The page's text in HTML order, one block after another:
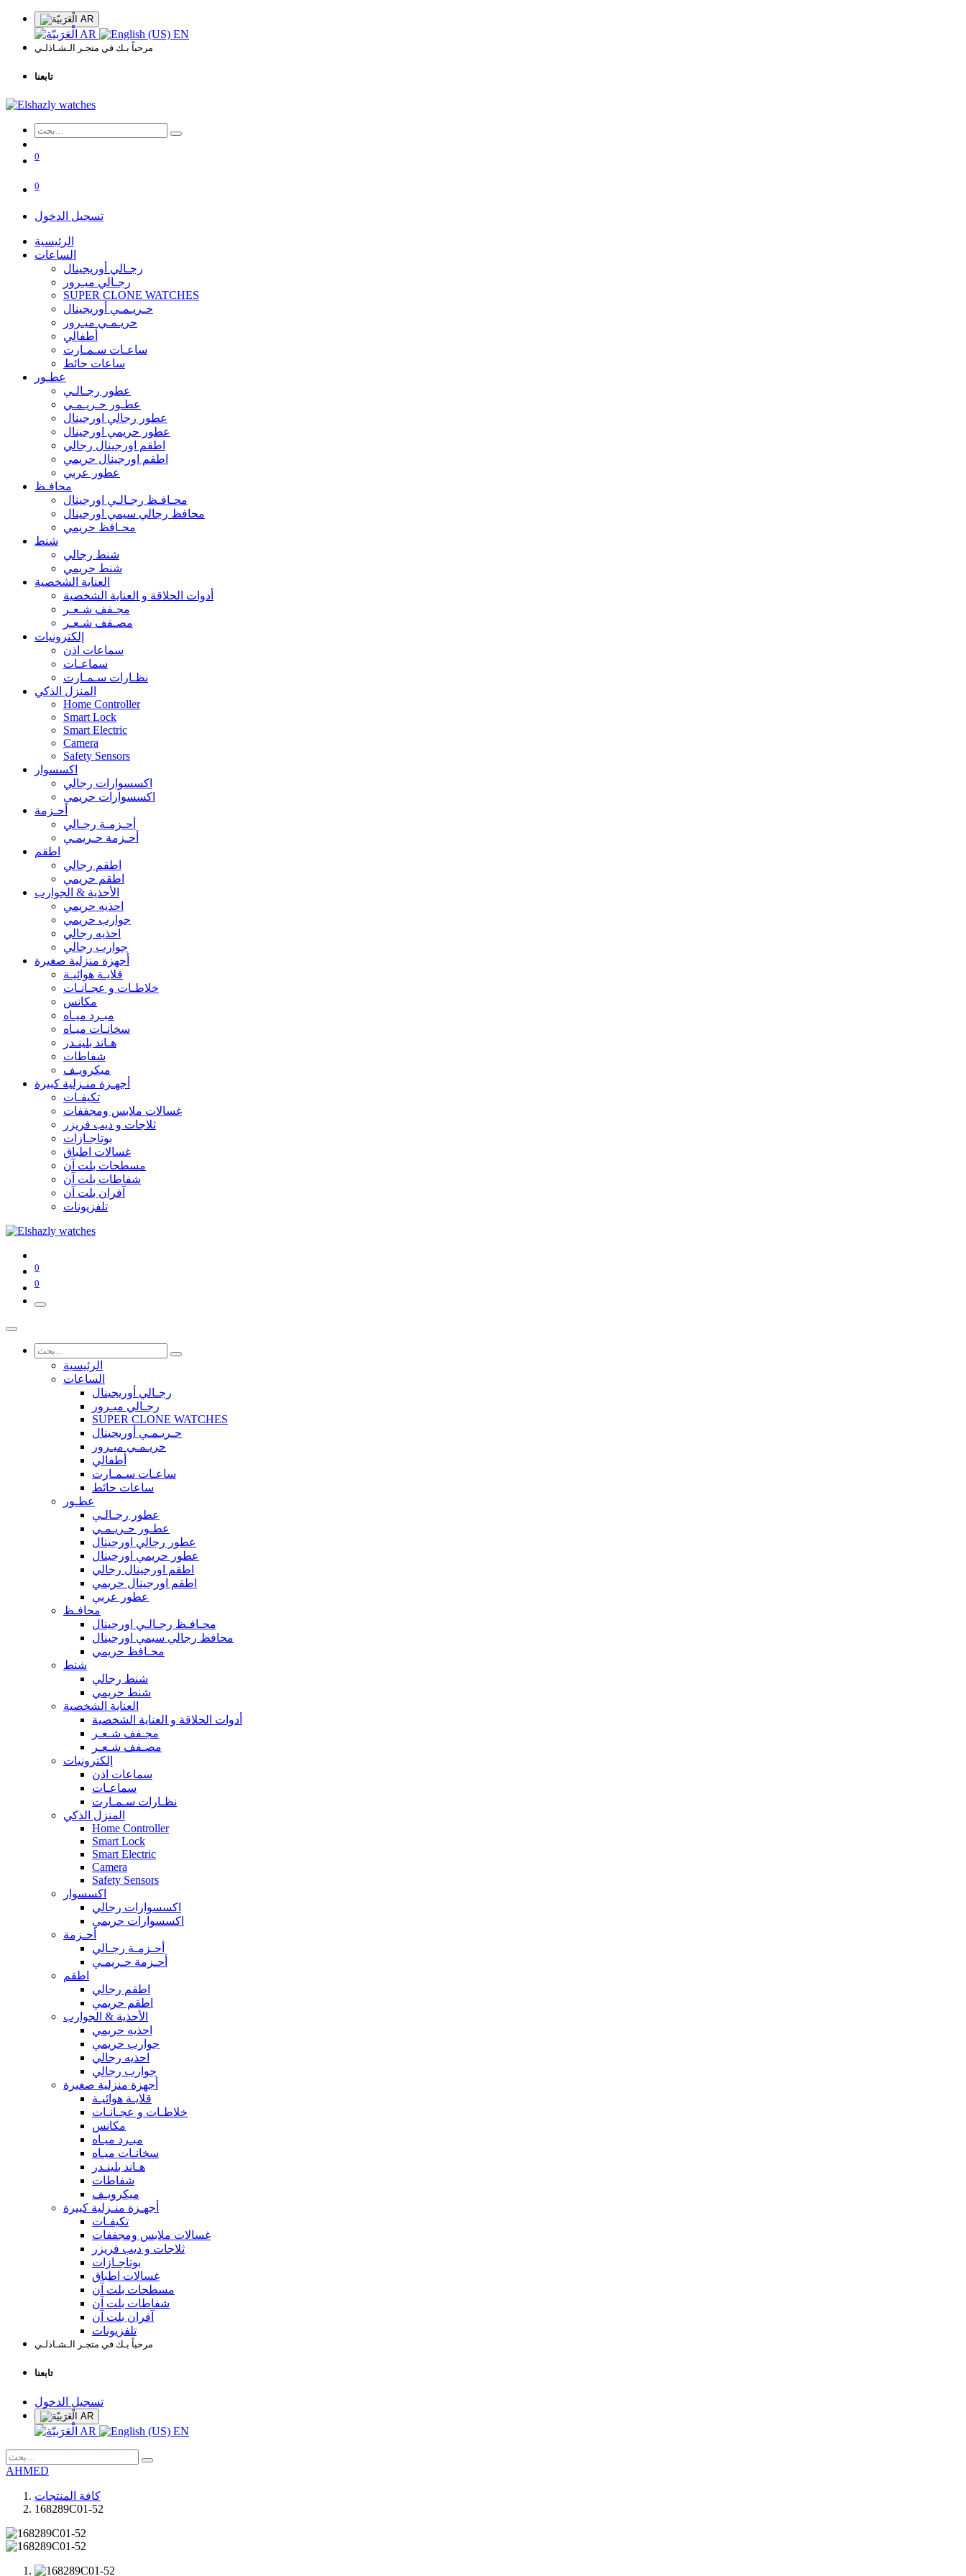
AR
AR EN
مرحباً بـك في متجـر الـشـاذلـي
تابعنا
0
0
تسجيل الدخول
الرئيسية
الساعات
رجـالي أوريجينال
رجـالي ميـرور
SUPER CLONE WATCHES
حـريـمـي أوريجينال
حريـمـي ميـرور
أطفالي
ساعـات سـمـارت
ساعات حائط
عطـور
عطور رجـالـي
عطـور حـريـمـي
عطور رجالي اورجينال
عطور حريمي اورجينال
اطقم اورجينال رجالي
اطقم اورجينال حريمي
عطور عربي
محافـظ
محـافـظ رجـالـي اورجينال
محافظ رجالي سيمي اورجينال
محـافظ حريمي
شنط
شنط رجالي
شنط حريمي
العناية الشخصية
أدوات الحلاقة و العناية الشخصية
مجـفف شـعـر
مصـفف شـعـر
إلكترونيات
سماعات اذن
سماعـات
نظـارات سـمـارت
المنزل الذكي
Home Controller
Smart Lock
Smart Electric
Camera
Safety Sensors
اكسسوار
اكسسوارات رجالي
اكسسوارات حريمي
أحـزمة
أحـزمـة رجـالي
أحـزمة حـريمـي
اطقم
اطقم رجالي
اطقم حريمي
الأحذية & الجوارب
احذيه حريمي
جوارب حريمي
احذيه رجالي
جوارب رجالي
أجهزة منزلية صغيرة
قلايـة هوائيـة
خلاطـات و عجـانـات
مكانس
مبـرد ميـاه
سخانـات ميـاه
هـاند بلينـدر
شفاطات
ميكرويـف
أجهـزة منـزلية كبيرة
تكيفـات
غسالات ملابس ومجففات
ثلاجات و ديب فريزر
بوتاجـازات
غسالات اطباق
مسطحات بلت آن
شفاطات بلت آن
آفران بلت آن
تلفزيونات
0
0
الرئيسية
الساعات
رجـالي أوريجينال
رجـالي ميـرور
SUPER CLONE WATCHES
حـريـمـي أوريجينال
حريـمـي ميـرور
أطفالي
ساعـات سـمـارت
ساعات حائط
عطـور
عطور رجـالـي
عطـور حـريـمـي
عطور رجالي اورجينال
عطور حريمي اورجينال
اطقم اورجينال رجالي
اطقم اورجينال حريمي
عطور عربي
محافـظ
محـافـظ رجـالـي اورجينال
محافظ رجالي سيمي اورجينال
محـافظ حريمي
شنط
شنط رجالي
شنط حريمي
العناية الشخصية
أدوات الحلاقة و العناية الشخصية
مجـفف شـعـر
مصـفف شـعـر
إلكترونيات
سماعات اذن
سماعـات
نظـارات سـمـارت
المنزل الذكي
Home Controller
Smart Lock
Smart Electric
Camera
Safety Sensors
اكسسوار
اكسسوارات رجالي
اكسسوارات حريمي
أحـزمة
أحـزمـة رجـالي
أحـزمة حـريمـي
اطقم
اطقم رجالي
اطقم حريمي
الأحذية & الجوارب
احذيه حريمي
جوارب حريمي
احذيه رجالي
جوارب رجالي
أجهزة منزلية صغيرة
قلايـة هوائيـة
خلاطـات و عجـانـات
مكانس
مبـرد ميـاه
سخانـات ميـاه
هـاند بلينـدر
شفاطات
ميكرويـف
أجهـزة منـزلية كبيرة
تكيفـات
غسالات ملابس ومجففات
ثلاجات و ديب فريزر
بوتاجـازات
غسالات اطباق
مسطحات بلت آن
شفاطات بلت آن
آفران بلت آن
تلفزيونات
مرحباً بـك في متجـر الـشـاذلـي
تابعنا
تسجيل الدخول
AR
AR EN
AHMED
كافة المنتجات
168289C01-52